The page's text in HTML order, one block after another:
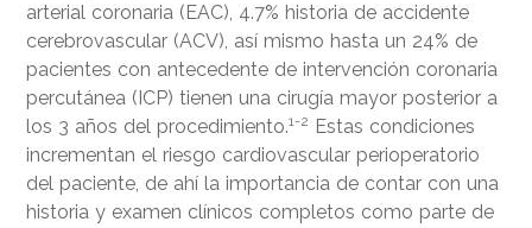
arterial coronaria (EAC), 4.7% historia de accidente
cerebrovascular (ACV), así mismo hasta un 24% de
pacientes con antecedente de intervención coronaria
percutánea (ICP) tienen una cirugía mayor posterior a
los 3 años del procedimiento.1-2
Estas condiciones
incrementan el riesgo cardiovascular perioperatorio
del paciente, de ahí la importancia de contar con una
historia y examen clínicos completos como parte de